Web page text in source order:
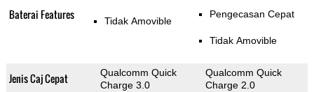
Baterai Features Tidak Amovible
Pengecasan Cepat
Tidak Amovible
Jenis Caj Cepat
Qualcomm Quick
Charge 3.0
Qualcomm Quick
Charge 2.0